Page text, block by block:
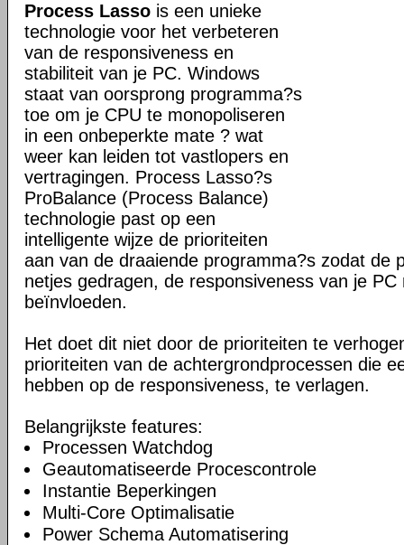
Process Lasso is een unieke
technologie voor het verbeteren
van de responsiveness en
stabiliteit van je PC. Windows
staat van oorsprong programma?s
toe om je CPU te monopoliseren
in een onbeperkte mate ? wat
weer kan leiden tot vastlopers en
vertragingen. Process Lasso?s
ProBalance (Process Balance)
technologie past op een
intelligente wijze de prioriteiten
aan van de draaiende programma?s zodat de
netjes gedragen, de responsiveness van je PC
beïnvloeden.
Het doet dit niet door de prioriteiten te
prioriteiten van de achtergrondprocessen die
hebben op de responsiveness, te verlagen.
Belangrijkste features:
Processen Watchdog
Geautomatiseerde Procescontrole
Instantie Beperkingen
Multi-Core Optimalisatie
Power Schema Automatisering